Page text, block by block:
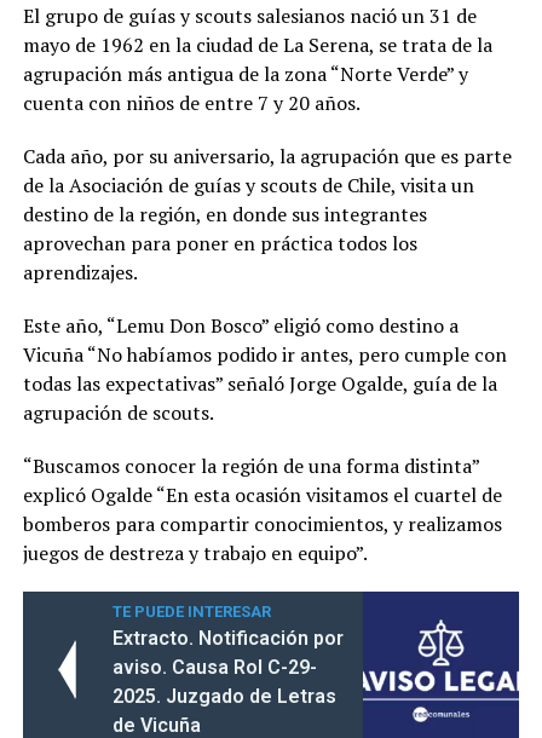
El grupo de guías y scouts salesianos nació un 31 de
mayo de 1962 en la ciudad de La Serena, se trata de la
agrupación más antigua de la zona “Norte Verde” y
cuenta con niños de entre 7 y 20 años.
Cada año, por su aniversario, la agrupación que es parte
de la Asociación de guías y scouts de Chile, visita un
destino de la región, en donde sus integrantes
aprovechan para poner en práctica todos los
aprendizajes.
Este año, “Lemu Don Bosco” eligió como destino a
Vicuña “No habíamos podido ir antes, pero cumple con
todas las expectativas” señaló Jorge Ogalde, guía de la
agrupación de scouts.
“Buscamos conocer la región de una forma distinta”
explicó Ogalde “En esta ocasión visitamos el cuartel de
bomberos para compartir conocimientos, y realizamos
juegos de destreza y trabajo en equipo”.
TE PUEDE INTERESAR
Extracto. Notificación por
aviso. Causa Rol C-29-
2025. Juzgado de Letras
de Vicuña